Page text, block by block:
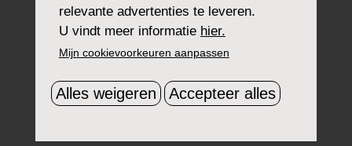
relevante advertenties te leveren.
U vindt meer informatie hier.
Mijn cookievoorkeuren aanpassen
Alles weigeren Accepteer alles